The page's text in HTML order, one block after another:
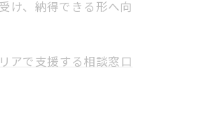
け、納得できる形へ向
アで支援する相談窓口